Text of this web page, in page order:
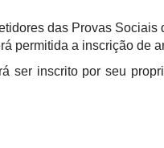
das Provas
permitida a inscrição de
ser inscrito por seu